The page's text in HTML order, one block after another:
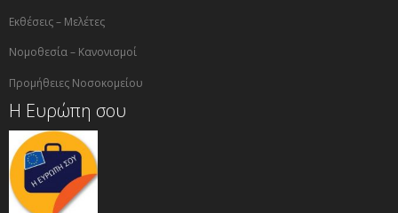
Εκθέσεις – Μελέτες
Νομοθεσία – Κανονισμοί
Προμήθειες Νοσοκομείου
Η Ευρώπη σου